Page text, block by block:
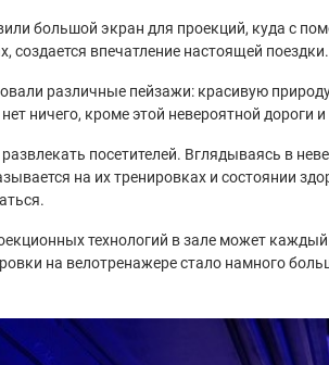
большой экран для проекций, куда с
создается впечатление настоящей
различные пейзажи: красивую
ничего, кроме этой невероятной дороги
посетителей. Вглядываясь в
на их тренировках и состоянии
технологий в зале может
на велотренажере стало намного